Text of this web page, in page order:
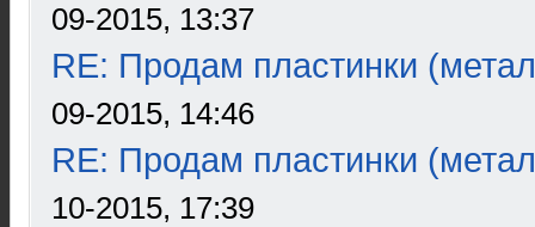
09-2015, 13:37
RE: Продам пластинки
09-2015, 14:46
RE: Продам пластинки
10-2015, 17:39